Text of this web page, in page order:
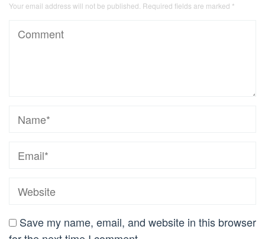
Your email address will not be published. Required fields are marked *
Save my name, email, and website in this browser